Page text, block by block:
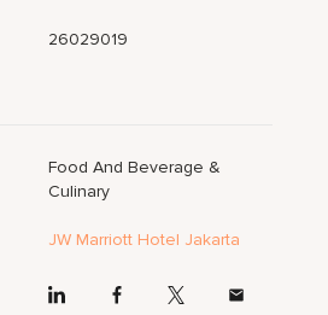
26029019
Food And Beverage &
Culinary
JW Marriott Hotel Jakarta